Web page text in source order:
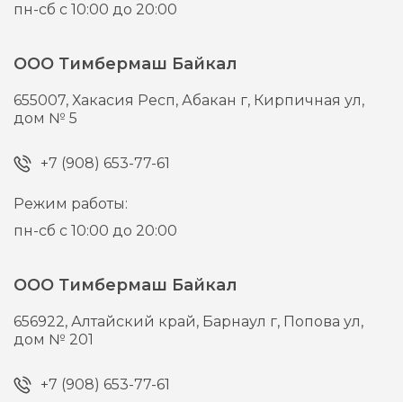
пн-сб с 10:00 до 20:00
ООО Тимбермаш Байкал
655007,Хакасия Респ, Абакан г, Кирпичная ул,
дом № 5
+7 (908) 653-77-61
Режим работы:
пн-сб с 10:00 до 20:00
ООО Тимбермаш Байкал
656922,Алтайский край, Барнаул г, Попова ул,
дом № 201
+7 (908) 653-77-61